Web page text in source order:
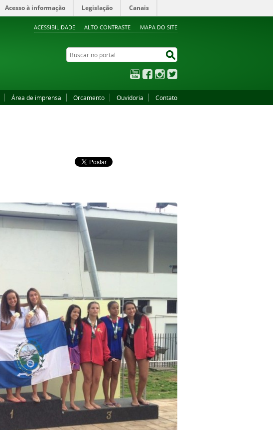
ACESSIBILIDADE ALTO CONTRASTE MAPA DO SITE
Acesso à informação Legislação Canais
Buscar no portal
YouTubeFacebookInstagram
Área de imprensa Orcamento Ouvidoria Contato